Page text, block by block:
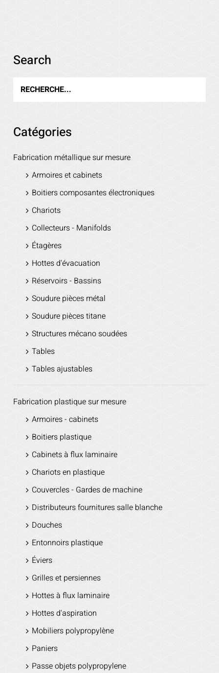
Search
Catégories
Fabrication métallique sur mesure
Armoires et cabinets
Boitiers composantes électroniques
Chariots
Collecteurs - Manifolds
Étagères
Hottes d'évacuation
Réservoirs - Bassins
Soudure pièces métal
Soudure pièces titane
Structures mécano soudées
Tables
Tables ajustables
Fabrication plastique sur mesure
Armoires - cabinets
Boitiers plastique
Cabinets à flux laminaire
Chariots en plastique
Couvercles - Gardes de machine
Distributeurs fournitures salle blanche
Douches
Entonnoirs plastique
Éviers
Grilles et persiennes
Hottes à flux laminaire
Hottes d'aspiration
Mobiliers polypropylène
Paniers
Passe objets polypropylene